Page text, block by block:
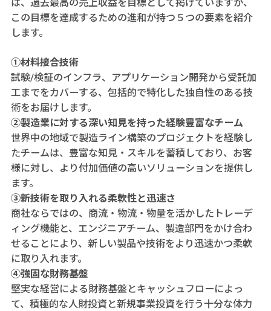
は、過去最高の売上収益を目標として掲げていますが、
この目標を達成するための進和が持つ５つの要素を紹介
します。
①材料接合技術
試験/検証のインフラ、アプリケーション開発から受託加
工までをカバーする、包括的で特化した独自性のある技
術をお届けします。
②製造業に対する深い知見を持った経験豊富なチーム
世界中の地域で製造ライン構築のプロジェクトを経験し
たチームは、豊富な知見・スキルを蓄積しており、お客
様に対し、より付加価値の高いソリューションを提供し
ます。
③新技術を取り入れる柔軟性と迅速さ
商社ならではの、商流・物流・物量を活かしたトレーデ
ィング機能と、エンジニアチーム、製造部門をかけ合わ
せることにより、新しい製品や技術をより迅速かつ柔軟
に取り入れます。
④強固な財務基盤
堅実な経営による財務基盤とキャッシュフローによっ
て、積極的な人財投資と新規事業投資を行う十分な体力